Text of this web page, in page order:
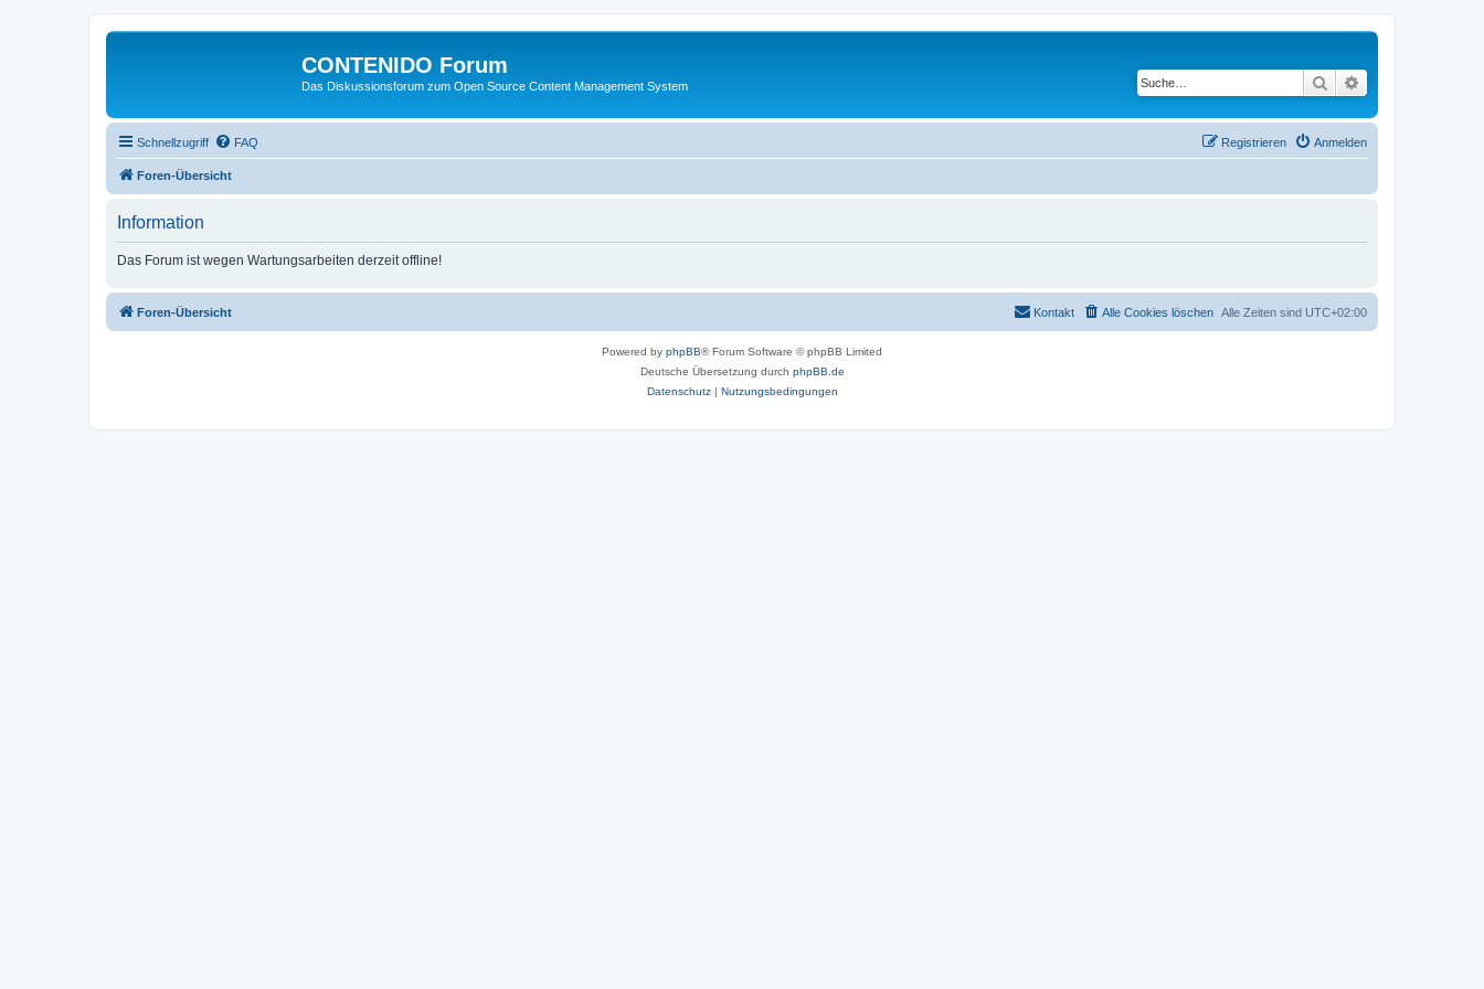
CONTENIDO Forum
Das Diskussionsforum zum Open Source Content Management System Suche
Schnellzugriff FAQ Anmelden
Registrieren
Foren-Übersicht
Information
Das Forum ist wegen Wartungsarbeiten derzeit offline!
Foren-Übersicht Alle Zeiten sind UTC+02:00
Alle Cookies löschen
Kontakt
Powered by phpBB® Forum Software © phpBB Limited
Deutsche Übersetzung durch phpBB.de
Datenschutz| Nutzungsbedingungen